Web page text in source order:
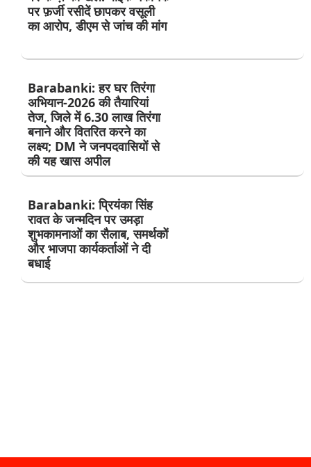
पर फ़र्जी रसीदें छापकर वसूली
का आरोप, डीएम से जांच की मांग
Barabanki: हर घर तिरंगा
अभियान-2026 की तैयारियां
तेज, जिले में 6.30 लाख तिरंगा
बनाने और वितरित करने का
लक्ष्य; DM ने जनपदवासियों से
की यह खास अपील
Barabanki: प्रियंका सिंह
रावत के जन्मदिन पर उमड़ा
शुभकामनाओं का सैलाब, समर्थकों
और भाजपा कार्यकर्ताओं ने दी
बधाई